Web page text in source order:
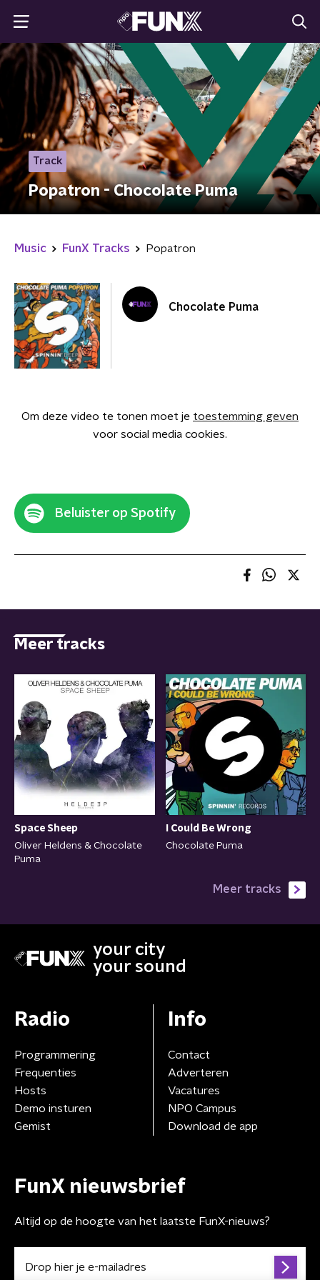
Track
Popatron - Chocolate Puma
Music FunX Tracks Popatron
Chocolate Puma
Om deze video te tonen moet je toestemming geven
voor social media cookies.
Beluister op Spotify
Meer tracks
Space Sheep
Oliver Heldens & Chocolate
Puma
I Could Be Wrong
Chocolate Puma
Meer tracks
your city
your sound
Radio
Programmering
Frequenties
Hosts
Demo insturen
Gemist
Info
Contact
Adverteren
Vacatures
NPO Campus
Download de app
FunX nieuwsbrief
Altijd op de hoogte van het laatste FunX-nieuws?